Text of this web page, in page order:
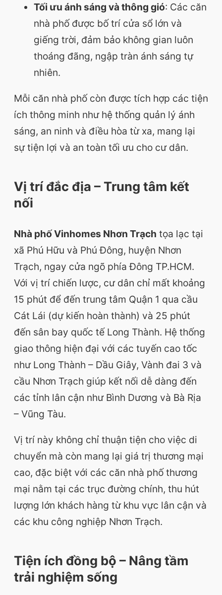
Tối ưu ánh sáng và thông gió: Các căn
nhà phố được bố trí cửa sổ lớn và
giếng trời, đảm bảo không gian luôn
thoáng đãng, ngập tràn ánh sáng tự
nhiên.
Mỗi căn nhà phố còn được tích hợp các tiện
ích thông minh như hệ thống quản lý ánh
sáng, an ninh và điều hòa từ xa, mang lại
sự tiện lợi và an toàn tối ưu cho cư dân.
Vị trí đắc địa – Trung tâm kết
nối
Nhà phố Vinhomes Nhơn Trạch tọa lạc tại
xã Phú Hữu và Phú Đông, huyện Nhơn
Trạch, ngay cửa ngõ phía Đông TP.HCM.
Với vị trí chiến lược, cư dân chỉ mất khoảng
15 phút để đến trung tâm Quận 1 qua cầu
Cát Lái (dự kiến hoàn thành) và 25 phút
đến sân bay quốc tế Long Thành. Hệ thống
giao thông hiện đại với các tuyến cao tốc
như Long Thành – Dầu Giây, Vành đai 3 và
cầu Nhơn Trạch giúp kết nối dễ dàng đến
các tỉnh lân cận như Bình Dương và Bà Rịa
– Vũng Tàu.
Vị trí này không chỉ thuận tiện cho việc di
chuyển mà còn mang lại giá trị thương mại
cao, đặc biệt với các căn nhà phố thương
mại nằm tại các trục đường chính, thu hút
lượng lớn khách hàng từ khu vực lân cận và
các khu công nghiệp Nhơn Trạch.
Tiện ích đồng bộ – Nâng tầm
trải nghiệm sống